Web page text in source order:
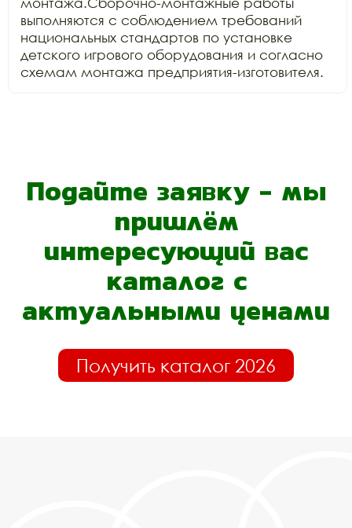
выполняются с соблюдением требований
национальных стандартов по установке
детского игрового оборудования и согласно
схемам монтажа предприятия-изготовителя.
Подайте заявку - мы
пришлём
интересующий вас
каталог с
актуальными ценами
Получить каталог 2026